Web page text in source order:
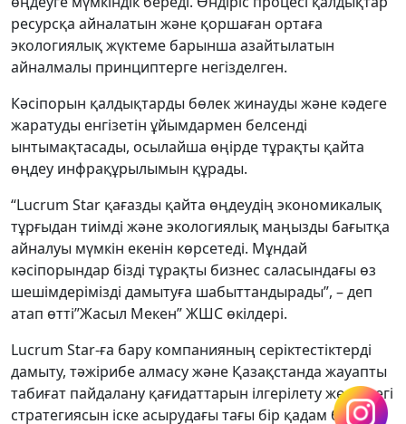
ресурсқа айналатын және қоршаған ортаға
экологиялық жүктеме барынша азайтылатын
айналмалы принциптерге негізделген.
Кәсіпорын қалдықтарды бөлек жинауды және кәдеге
жаратуды енгізетін ұйымдармен белсенді
ынтымақтасады, осылайша өңірде тұрақты қайта
өңдеу инфрақұрылымын құрады.
“Lucrum Star қағазды қайта өңдеудің экономикалық
тұрғыдан тиімді және экологиялық маңызды бағытқа
айналуы мүмкін екенін көрсетеді. Мұндай
кәсіпорындар бізді тұрақты бизнес саласындағы өз
шешімдерімізді дамытуға шабыттандырады”, – деп
атап өтті”Жасыл Мекен” ЖШС өкілдері.
Lucrum Star-ға бару компанияның серіктестіктерді
дамыту, тәжірибе алмасу және Қазақстанда жауапты
табиғат пайдалану қағидаттарын ілгерілету жөніндегі
стратегиясын іске асырудағы тағы бір қадам болды.